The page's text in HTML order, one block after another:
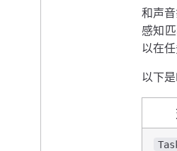
和声
感知
以在
以下